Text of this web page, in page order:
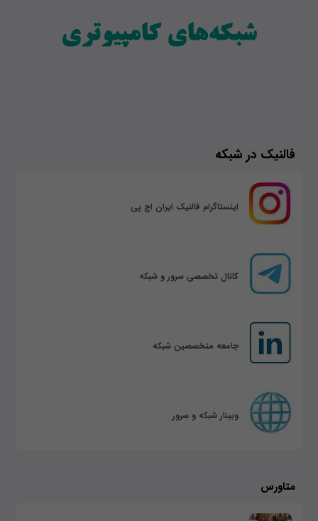
فالنیک در شبکه
اینستاگرام فالنیک ایران اچ پی
کانال تخصصی سرور و شبکه
جامعه متخصصین شبکه
وبینار شبکه و سرور
متاورس